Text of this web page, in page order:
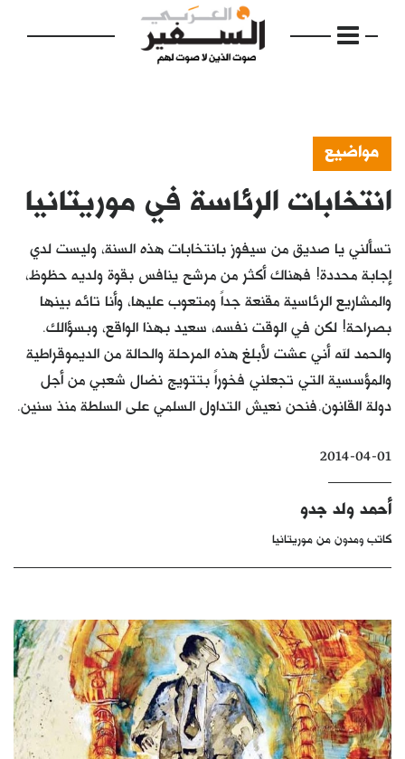
الرئيسية
مواضيع
إفتتاحية
فكرة
دفاتر
بالصورة
الأرشيف
مواضيع
انتخابات الرئاسة في موريتانيا
تسألني يا صديق من سيفوز بانتخابات هذه السنة، وليست لدي
إجابة محددة! فهناك أكثر من مرشح ينافس بقوة ولديه حظوظ،
والمشاريع الرئاسية مقنعة جداً ومتعوب عليها، وأنا تائه بينها
بصراحة! لكن في الوقت نفسه، سعيد بهذا الواقع، وبسؤالك.
والحمد لله أني عشت لأبلغ هذه المرحلة والحالة من الديموقراطية
والمؤسسية التي تجعلني فخوراً بتتويج نضال شعبي من أجل
دولة القانون.فنحن نعيش التداول السلمي على السلطة منذ سنين.
2014-04-01
أحمد ولد جدو
كاتب ومدون من موريتانيا